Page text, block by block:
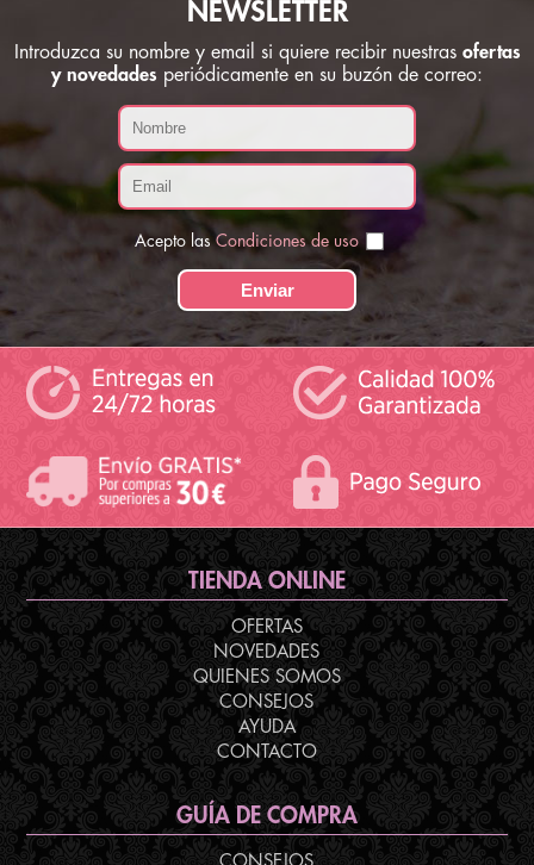
NEWSLETTER
Introduzca su nombre y email si quiere recibir nuestras ofertas
y novedades periódicamente en su buzón de correo:
Acepto las Condiciones de uso
TIENDA ONLINE
OFERTAS
NOVEDADES
QUIENES SOMOS
CONSEJOS
AYUDA
CONTACTO
GUÍA DE COMPRA